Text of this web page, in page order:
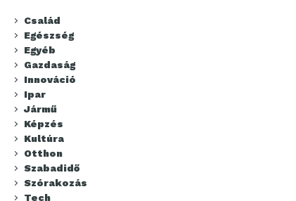
Család
Egészség
Egyéb
Gazdaság
Innováció
Ipar
Jármű
Képzés
Kultúra
Otthon
Szabadidő
Szórakozás
Tech